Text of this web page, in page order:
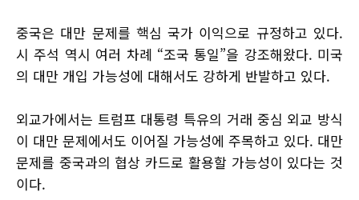
중국은 대만 문제를 핵심 국가 이익으로 규정하고 있다.
시 주석 역시 여러 차례 “조국 통일”을 강조해왔다. 미국
의 대만 개입 가능성에 대해서도 강하게 반발하고 있다.
외교가에서는 트럼프 대통령 특유의 거래 중심 외교 방식
이 대만 문제에서도 이어질 가능성에 주목하고 있다. 대만
문제를 중국과의 협상 카드로 활용할 가능성이 있다는 것
이다.